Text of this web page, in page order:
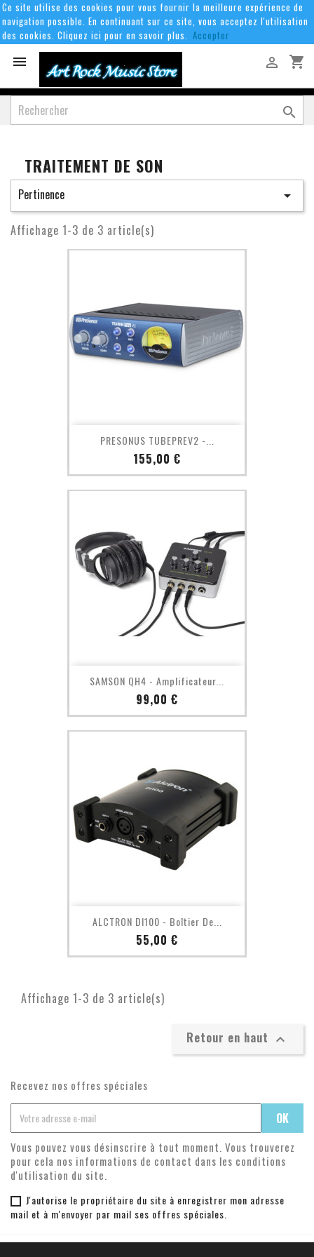
Ce site utilise des cookies pour vous fournir la meilleure expérience de
navigation possible. En continuant sur ce site, vous acceptez l'utilisation
des cookies. Cliquez ici pour en savoir plus. Accepter
 shopping_cart


TRAITEMENT DE SON
Pertinence 
Affichage 1-3 de 3 article(s)
PRESONUS TUBEPREV2 -...
Prix
155,00 €
SAMSON QH4 - Amplificateur...
Prix
99,00 €
ALCTRON DI100 - Boîtier De...
Prix
55,00 €
Affichage 1-3 de 3 article(s)
Retour en haut 
Recevez nos offres spéciales
Vous pouvez vous désinscrire à tout moment. Vous trouverez
pour cela nos informations de contact dans les conditions
d'utilisation du site.
J'autorise le propriétaire du site à enregistrer mon adresse
mail et à m'envoyer par mail ses offres spéciales.